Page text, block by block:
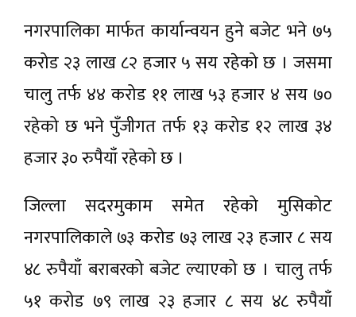
नगरपालिका मार्फत कार्यान्वयन हुने बजेट भने ७५
करोड २३ लाख ८२ हजार ५ सय रहेको छ । जसमा
चालु तर्फ ४४ करोड ११ लाख ५३ हजार ४ सय ७०
रहेको छ भने पुँजीगत तर्फ १३ करोड १२ लाख ३४
हजार ३० रुपैयाँ रहेको छ ।
जिल्ला सदरमुकाम समेत रहेको मुसिकोट
नगरपालिकाले ७३ करोड ७३ लाख २३ हजार ८ सय
४८ रुपैयाँ बराबरको बजेट ल्याएको छ । चालु तर्फ
५१ करोड ७९ लाख २३ हजार ८ सय ४८ रुपैयाँ